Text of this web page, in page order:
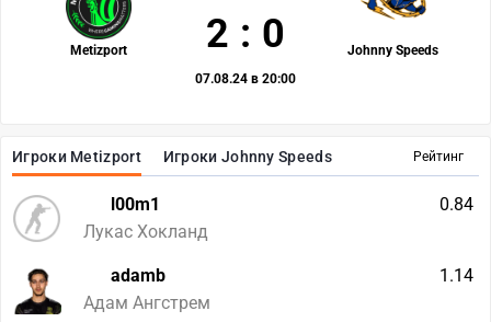
Рейтинг
Игроки Metizport Игроки Johnny Speeds
l00m1
Лукас Хокланд
0.84
adamb
Адам Ангстрем
1.14
Metizport Johnny Speeds
2 : 0
07.08.24 в 20:00